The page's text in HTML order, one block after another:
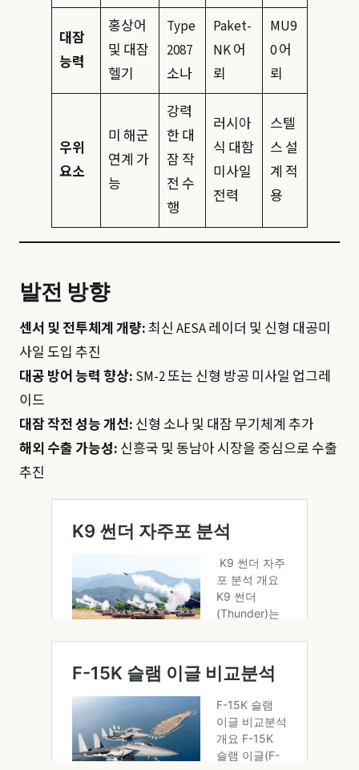
대잠
능력
홍상어
및 대잠
헬기
Type
2087
소나
Paket-
NK 어
뢰
MU9
0 어
뢰
우위
요소
미 해군
연계 가
능
강력
한 대
잠 작
전 수
행
러시아
식 대함
미사일
전력
스텔
스 설
계 적
용
발전 방향
센서 및 전투체계 개량:최신 AESA 레이더 및 신형 대공미
사일 도입 추진
대공 방어 능력 향상: SM-2 또는 신형 방공 미사일 업그레
이드
대잠 작전 성능 개선: 신형 소나 및 대잠 무기체계 추가
해외 수출 가능성: 신흥국 및 동남아 시장을 중심으로 수출
추진